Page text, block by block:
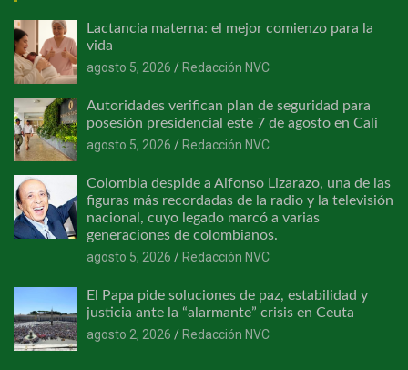
Lactancia materna: el mejor comienzo para la
vida
agosto 5, 2026
Redacción NVC
Autoridades verifican plan de seguridad para
posesión presidencial este 7 de agosto en Cali
agosto 5, 2026
Redacción NVC
Colombia despide a Alfonso Lizarazo, una de las
figuras más recordadas de la radio y la televisión
nacional, cuyo legado marcó a varias
generaciones de colombianos.
agosto 5, 2026
Redacción NVC
El Papa pide soluciones de paz, estabilidad y
justicia ante la “alarmante” crisis en Ceuta
agosto 2, 2026
Redacción NVC